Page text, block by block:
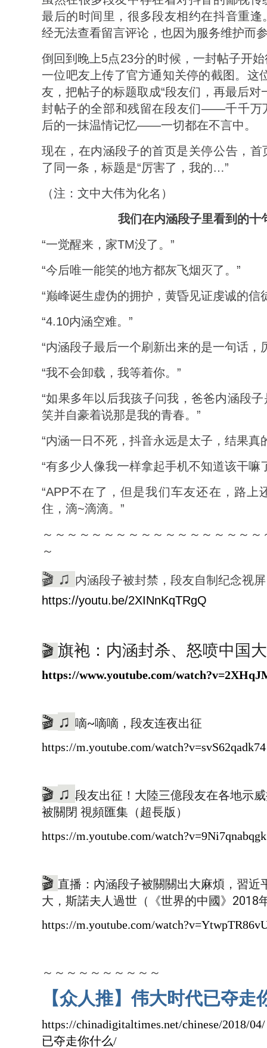
最后的时间里，很多段友相约在抖音重
经无法查看留言评论，也因为服务维护而
倒回到晚上5点23分的时候，一封帖子开
一位吧友上传了官方通知关停的截图。这
友，把帖子的标题取成“段友们，再最后对
封帖子的全部和残留在段友们——千千万
后的一抹温情记忆——一切都在不言中。
现在，在内涵段子的首页是关停公告，
了同一条，标题是“厉害了，我的…”
（注：文中大伟为化名）
我们在内涵段子里看到的十
“一觉醒来，家TM没了。”
“今后唯一能笑的地方都灰飞烟灭了。”
“巅峰诞生虚伪的拥护，黄昏见证虔诚的信
“4.10内涵空难。”
“内涵段子最后一个刷新出来的是一句话，
“我不会卸载，我等着你。”
“如果多年以后我孩子问我，爸爸内涵段
笑并自豪着说那是我的青春。”
“内涵一日不死，抖音永远是太子，结果真
“有多少人像我一样拿起手机不知道该干嘛
“APP不在了，但是我们车友还在，路上
住，滴~滴滴。”
～～～～～～～～～～～～～～～～～
～
🎬 ♫ 内涵段子被封禁，段友自制纪念视屏
https://youtu.be/2XINnKqTRgQ
🎬 旗袍：内涵封杀、怒喷中国
https://www.youtube.com/
🎬 ♫ 嘀~嘀嘀，段友连夜出征
https://m.youtube.com/watch?v=svS62qadk74
🎬 ♫ 段友出征！大陸三億段友在各地示
被關閉 視頻匯集（超長版）
https://m.youtube.com/watch?v=9Ni7qnabqgk
🎬 直播：內涵段子被關關出大麻煩，習近
大，斯諾夫人過世（《世界的中國》2018
https://m.youtube.com/
～～～～～～～～～～
【众人推】伟大时代已夺走
https://chinadigitaltimes.net/chinese/2018/
已夺走你什么/